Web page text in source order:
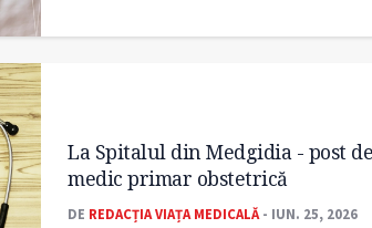
La Spitalul din Medgidia - post de
medic primar obstetrică
DE REDACȚIA VIAȚA MEDICALĂ- IUN. 25, 2026